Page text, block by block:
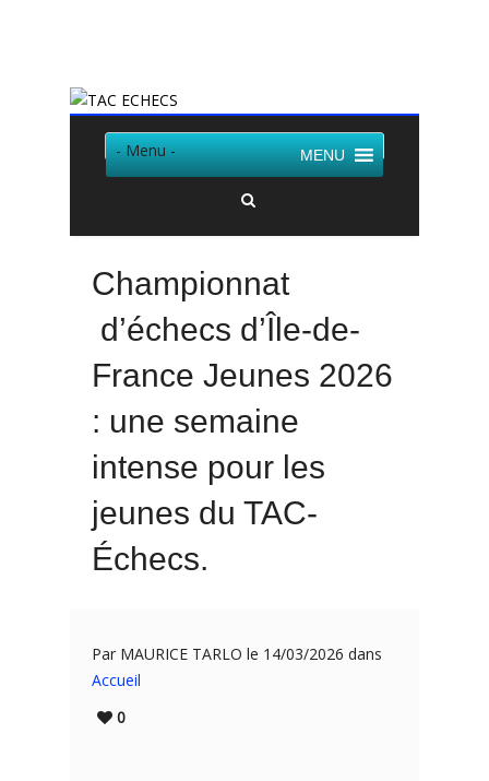
- Menu - MENU
Championnat
d’échecs d’Île-de-
France Jeunes 2026
: une semaine
intense pour les
jeunes du TAC-
Échecs.
Par MAURICE TARLO le 14/03/2026 dans
Accueil
0